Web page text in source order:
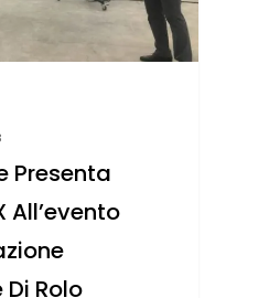
Presenta
All’evento
Rolo